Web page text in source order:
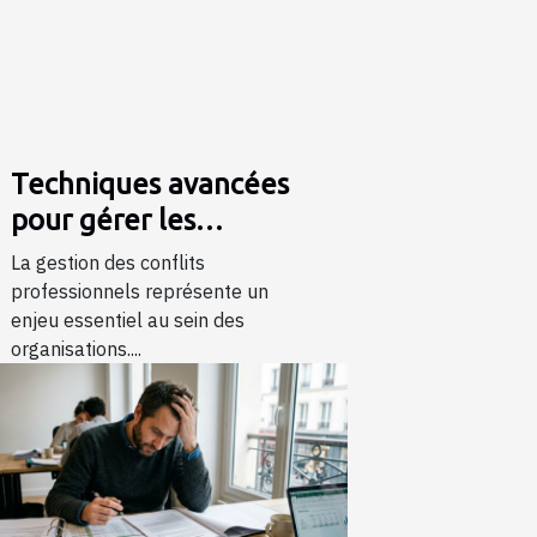
Techniques avancées
pour gérer les
conflits
professionnels grâce
à la formation
La gestion des conflits
professionnels représente un
enjeu essentiel au sein des
organisations....